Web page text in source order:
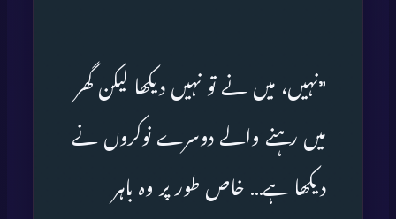
”نہیں، میں نے تو نہیں دیکھا لیکن گھر
میں رہنے والے دوسرے نوکروں نے
دیکھا ہے… خاص طور پر وہ باہر